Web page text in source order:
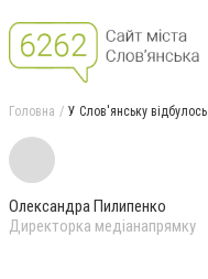
Головна У Слов'янську
Олександра Пилипенко
Директорка медіанапрямку